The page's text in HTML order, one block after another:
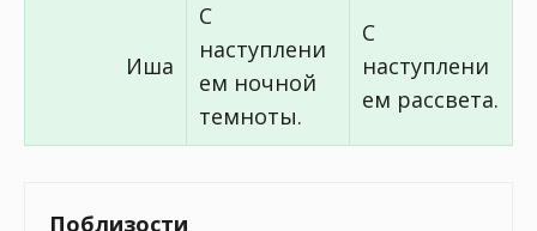
Иша
С
наступлени
ем ночной
темноты.
С
наступлени
ем рассвета.
Поблизости